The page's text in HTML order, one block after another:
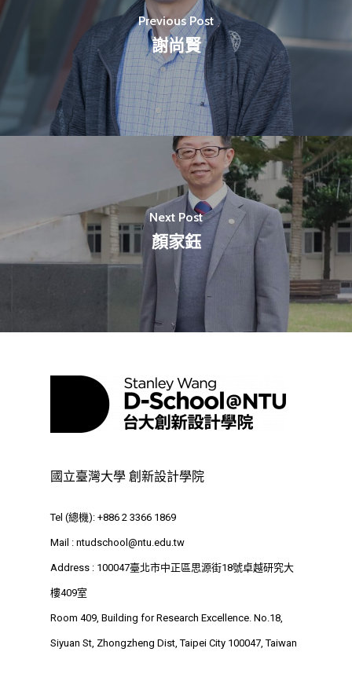
Previous Post
謝尚賢
Next Post
顏家鈺
國立臺灣大學 創新設計學院
Tel (總機): +886 2 3366 1869
Mail : ntudschool@ntu.edu.tw
Address : 100047臺北市中正區思源街18號卓越研究大
樓409室
Room 409, Building for Research Excellence. No.18,
Siyuan St, Zhongzheng Dist, Taipei City 100047, Taiwan
最新消息
關於我們
學院簡介
相關法規
團隊成員
領域專長
24hrs D
業務單位
創新教育中心
創新領域學士學位學程
創意創業學分學程
領導學分學程
實作中心
相關計畫
跟著董總實習
企業出題X臺大解題
探索學習計畫
NTU Beyond Borders
相關表單
D電子報
EN
Address : 100047臺北
思源街18號卓越研究大
Room 409, Building for
Siyuan St, Zhongzheng